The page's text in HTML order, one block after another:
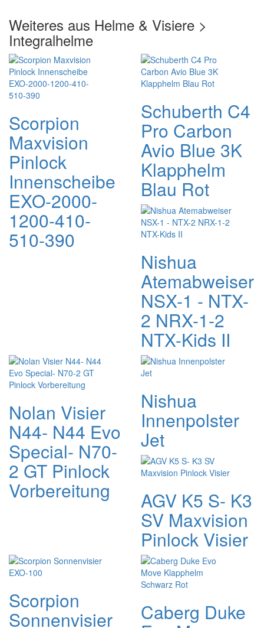
Weiteres aus Helme & Visiere >
Integralhelme
Scorpion
Maxvision
Pinlock
Innenscheibe
EXO-2000-
1200-410-
510-390
Schuberth C4
Pro Carbon
Avio Blue 3K
Klapphelm
Blau Rot
Nishua
Atemabweiser
NSX-1 - NTX-
2 NRX-1-2
NTX-Kids II
Nolan Visier
N44- N44 Evo
Special- N70-
2 GT Pinlock
Vorbereitung
Nishua
Innenpolster
Jet
AGV K5 S- K3
SV Maxvision
Pinlock Visier
Scorpion
Sonnenvisier Caberg Duke